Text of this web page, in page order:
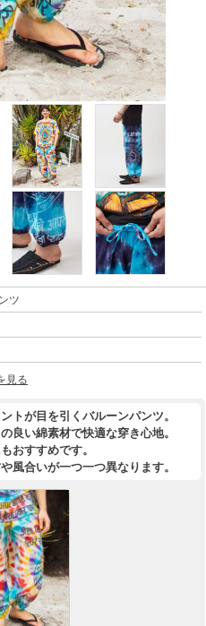
ツ
見る
トが目を引くバルーンパンツ。
良い綿素材で快適な穿き心地。
おすすめです。
風合いが一つ一つ異なります。